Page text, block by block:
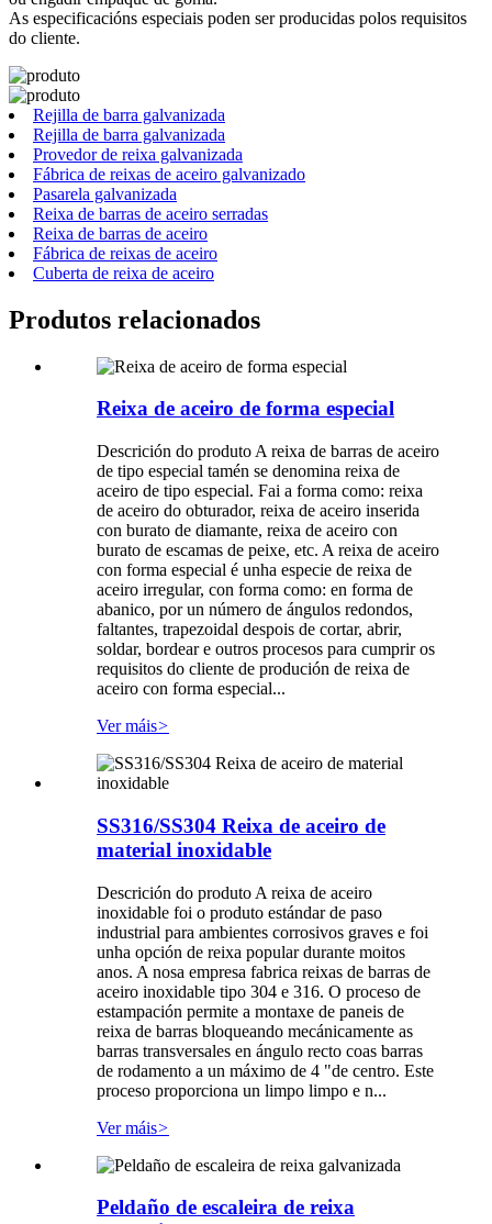
As especificacións especiais poden ser producidas polos requisitos
do cliente.
Rejilla de barra galvanizada
Rejilla de barra galvanizada
Provedor de reixa galvanizada
Fábrica de reixas de aceiro galvanizado
Pasarela galvanizada
Reixa de barras de aceiro serradas
Reixa de barras de aceiro
Fábrica de reixas de aceiro
Cuberta de reixa de aceiro
Produtos relacionados
Reixa de aceiro de forma especial
Descrición do produto A reixa de barras de aceiro
de tipo especial tamén se denomina reixa de
aceiro de tipo especial. Fai a forma como: reixa
de aceiro do obturador, reixa de aceiro inserida
con burato de diamante, reixa de aceiro con
burato de escamas de peixe, etc. A reixa de aceiro
con forma especial é unha especie de reixa de
aceiro irregular, con forma como: en forma de
abanico, por un número de ángulos redondos,
faltantes, trapezoidal despois de cortar, abrir,
soldar, bordear e outros procesos para cumprir os
requisitos do cliente de produción de reixa de
aceiro con forma especial...
Ver máis>
SS316/SS304 Reixa de aceiro de
material inoxidable
Descrición do produto A reixa de aceiro
inoxidable foi o produto estándar de paso
industrial para ambientes corrosivos graves e foi
unha opción de reixa popular durante moitos
anos. A nosa empresa fabrica reixas de barras de
aceiro inoxidable tipo 304 e 316. O proceso de
estampación permite a montaxe de paneis de
reixa de barras bloqueando mecánicamente as
barras transversales en ángulo recto coas barras
de rodamento a un máximo de 4 "de centro. Este
proceso proporciona un limpo limpo e n...
Ver máis>
Peldaño de escaleira de reixa